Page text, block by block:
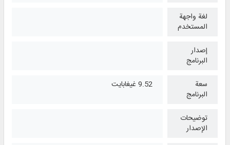
لغة واجهة
المستخدم
إصدار
البرنامج
سعة
البرنامج
9.52 غيغابايت
توضيحات
الإصدار